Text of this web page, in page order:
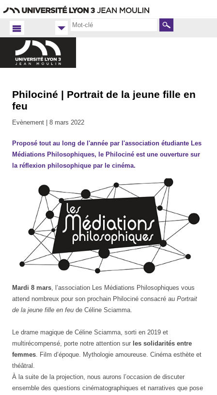
Rechercher
Accueil FR
de
Philosophie
Philociné | Portrait de la jeune fille en
feu
Evènement | 8 mars 2022
Proposé tout au long de l'année par l'association étudiante Les
Médiations Philosophiques, le Philociné est une ouverture sur
la réflexion philosophique par le cinéma.
Mardi 8 mars, l’association Les Médiations Philosophiques vous
attend nombreux pour son prochain Philociné consacré au Portrait
de la jeune fille en feu de Céline Sciamma.
Le drame magique de Céline Sciamma, sorti en 2019 et
multirécompensé, porte notre attention sur les solidarités entre
femmes. Film d’époque. Mythologie amoureuse. Cinéma esthète et
théâtral.
À la suite de la projection, nous aurons l’occasion de discuter
ensemble des questions cinématographiques et narratives que pose